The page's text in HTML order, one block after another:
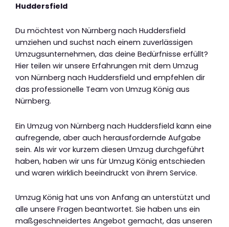
Huddersfield
Du möchtest von Nürnberg nach Huddersfield
umziehen und suchst nach einem zuverlässigen
Umzugsunternehmen, das deine Bedürfnisse erfüllt?
Hier teilen wir unsere Erfahrungen mit dem Umzug
von Nürnberg nach Huddersfield und empfehlen dir
das professionelle Team von Umzug König aus
Nürnberg.
Ein Umzug von Nürnberg nach Huddersfield kann eine
aufregende, aber auch herausfordernde Aufgabe
sein. Als wir vor kurzem diesen Umzug durchgeführt
haben, haben wir uns für Umzug König entschieden
und waren wirklich beeindruckt von ihrem Service.
Umzug König hat uns von Anfang an unterstützt und
alle unsere Fragen beantwortet. Sie haben uns ein
maßgeschneidertes Angebot gemacht, das unseren